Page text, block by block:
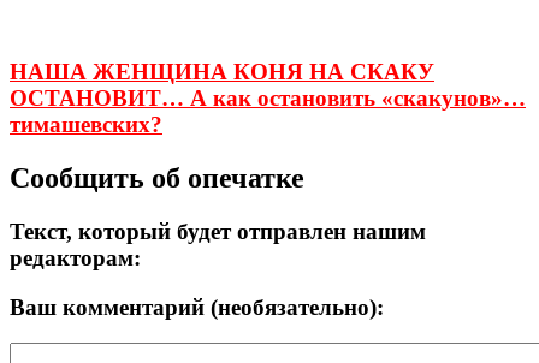
НАША ЖЕНЩИНА КОНЯ НА СКАКУ
ОСТАНОВИТ… А как остановить «скакунов»…
тимашевских?
Сообщить об опечатке
Текст, который будет отправлен нашим
редакторам:
Ваш комментарий (необязательно):